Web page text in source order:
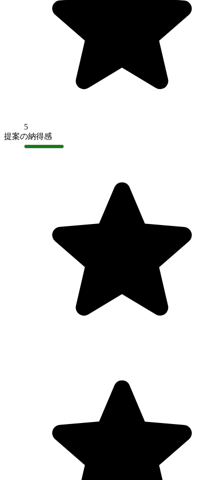
5
提案の納得感